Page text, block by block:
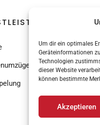
Um dir ein optimales
Geräteinformationen
Technologien
dieser Website
können bestimmte
Akzeptieren